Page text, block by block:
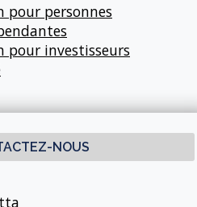
personnes
investisseurs
NOUS